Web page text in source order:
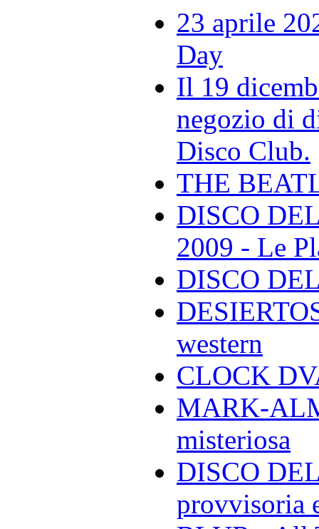
23 aprile
Day
Il 19
negozio di
Disco Club.
THE
DISCO
2009 - Le
DISCO
western
CLOCK
MARK-
misteriosa
DISCO
provvisoria